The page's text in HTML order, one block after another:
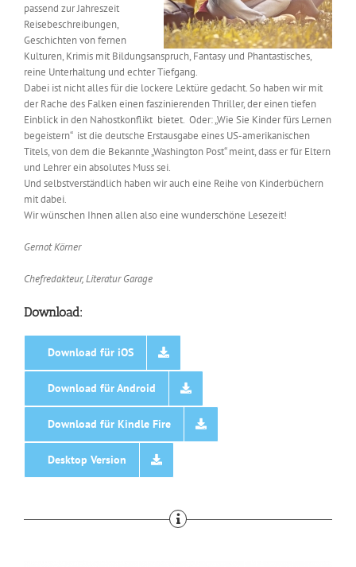
passend zur Jahreszeit
Reisebeschreibungen,
Geschichten von fernen
Kulturen, Krimis mit Bildungsanspruch, Fantasy und Phantastisches,
reine Unterhaltung und echter Tiefgang.
Dabei ist nicht alles für die lockere Lektüre gedacht. So haben wir mit
der Rache des Falken einen faszinierenden Thriller, der einen tiefen
Einblick in den Nahostkonflikt bietet. Oder: „Wie Sie Kinder fürs Lernen
begeistern“ ist die deutsche Erstausgabe eines US-amerikanischen
Titels, von dem die Bekannte „Washington Post“ meint, dass er für Eltern
und Lehrer ein absolutes Muss sei.
Und selbstverständlich haben wir auch eine Reihe von Kinderbüchern
mit dabei.
Wir wünschen Ihnen allen also eine wunderschöne Lesezeit!
Gernot Körner
Chefredakteur, Literatur Garage
Download:
Download für iOS
Download für Android
Download für Kindle Fire
Desktop Version